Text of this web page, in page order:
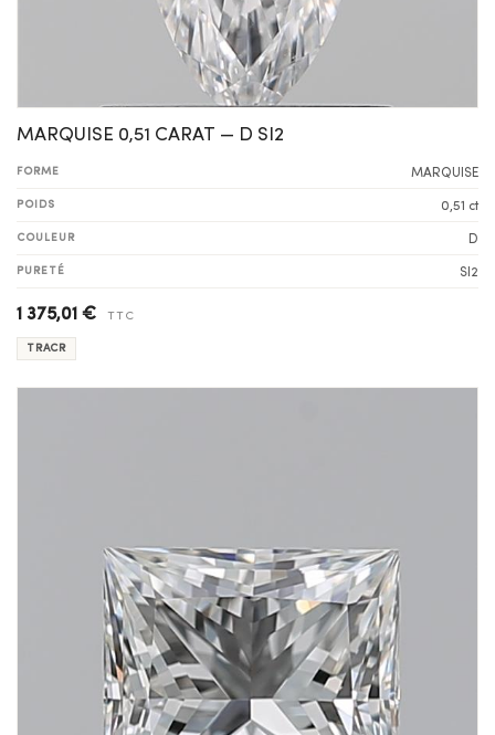
MARQUISE 0,51 CARAT — D SI2
FORME MARQUISE
POIDS 0,51 ct
COULEUR D
PURETÉ SI2
1 375,01 € TTC
TRACR